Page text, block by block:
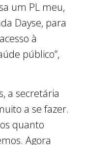
um PL meu,
Dayse, para
à
público”,
a secretária
a se fazer.
quanto
Agora